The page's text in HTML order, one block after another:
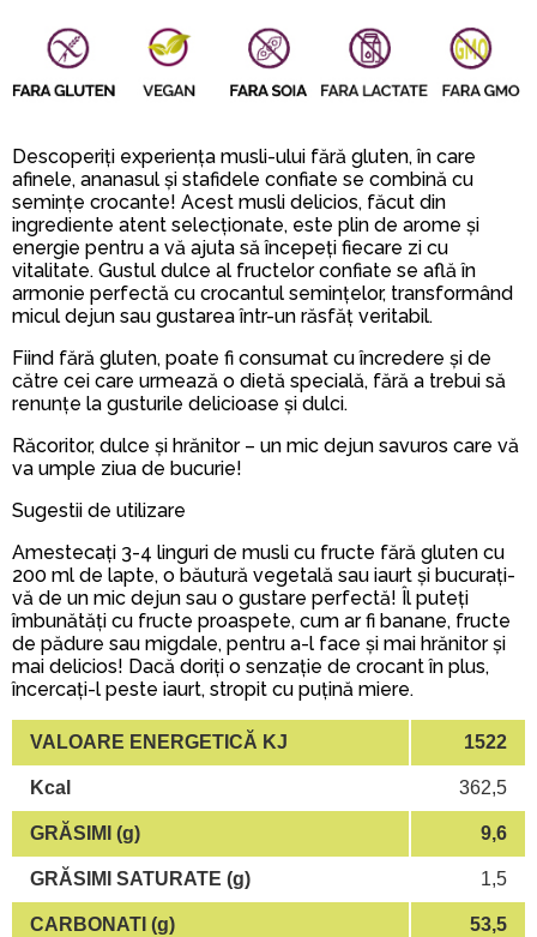
Descoperiți experiența musli-ului fără gluten, în care
afinele, ananasul și stafidele confiate se combină cu
semințe crocante! Acest musli delicios, făcut din
ingrediente atent selecționate, este plin de arome și
energie pentru a vă ajuta să începeți fiecare zi cu
vitalitate. Gustul dulce al fructelor confiate se află în
armonie perfectă cu crocantul semințelor, transformând
micul dejun sau gustarea într-un răsfăț veritabil.
Fiind fără gluten, poate fi consumat cu încredere și de
către cei care urmează o dietă specială, fără a trebui să
renunțe la gusturile delicioase și dulci.
Răcoritor, dulce și hrănitor – un mic dejun savuros care vă
va umple ziua de bucurie!
Sugestii de utilizare
Amestecați 3-4 linguri de musli cu fructe fără gluten cu
200 ml de lapte, o băutură vegetală sau iaurt și bucurați-
vă de un mic dejun sau o gustare perfectă! Îl puteți
îmbunătăți cu fructe proaspete, cum ar fi banane, fructe
de pădure sau migdale, pentru a-l face și mai hrănitor și
mai delicios! Dacă doriți o senzație de crocant în plus,
încercați-l peste iaurt, stropit cu puțină miere.
VALOARE ENERGETICĂ KJ 1522
Kcal 362,5
GRĂSIMI (g) 9,6
GRĂSIMI SATURATE (g) 1,5
CARBONATI (g) 53,5